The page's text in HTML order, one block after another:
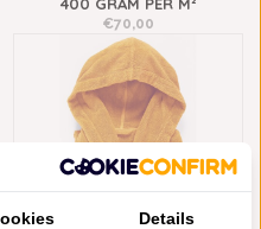
€70,00
Details